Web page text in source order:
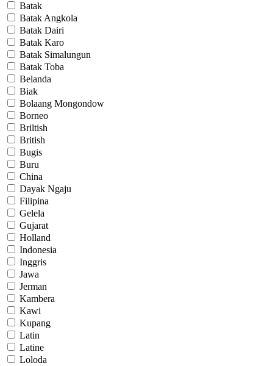
Batak
Batak Angkola
Batak Dairi
Batak Karo
Batak Simalungun
Batak Toba
Belanda
Biak
Bolaang Mongondow
Borneo
Briltish
British
Bugis
Buru
China
Dayak Ngaju
Filipina
Gelela
Gujarat
Holland
Indonesia
Inggris
Jawa
Jerman
Kambera
Kawi
Kupang
Latin
Latine
Loloda